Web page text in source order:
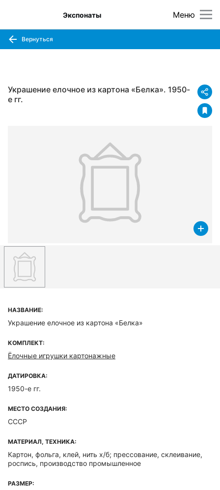
Меню
Экспонаты
Вернуться
Украшение елочное из картона «Белка». 1950-
е гг.
НАЗВАНИЕ:
Украшение елочное из картона «Белка»
КОМПЛЕКТ:
Ёлочные игрушки картонажные
ДАТИРОВКА:
1950-е гг.
МЕСТО СОЗДАНИЯ:
СССР
МАТЕРИАЛ, ТЕХНИКА:
Картон, фольга, клей, нить х/б; прессование, склеивание,
роспись, производство промышленное
РАЗМЕР: